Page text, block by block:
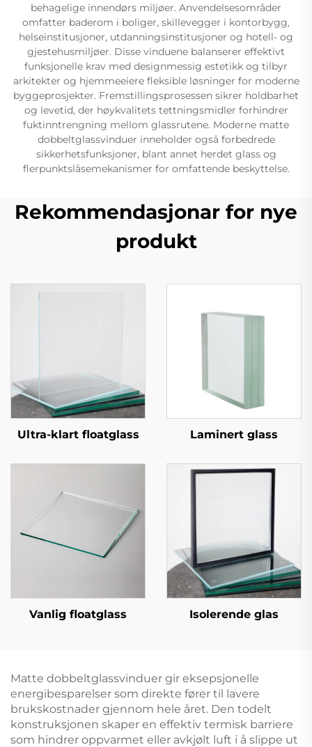
behagelige innendørs miljøer. Anvendelsesområder
omfatter baderom i boliger, skillevegger i kontorbygg,
helseinstitusjoner, utdanningsinstitusjoner og hotell- og
gjestehusmiljøer. Disse vinduene balanserer effektivt
funksjonelle krav med designmessig estetikk og tilbyr
arkitekter og hjemmeeiere fleksible løsninger for moderne
byggeprosjekter. Fremstillingsprosessen sikrer holdbarhet
og levetid, der høykvalitets tettningsmidler forhindrer
fuktinntrengning mellom glassrutene. Moderne matte
dobbeltglassvinduer inneholder også forbedrede
sikkerhetsfunksjoner, blant annet herdet glass og
flerpunktslåsemekanismer for omfattende beskyttelse.
Rekommendasjonar for nye
produkt
Ultra-klart floatglass Laminert glass
Vanlig floatglass Isolerende glas
Matte dobbeltglassvinduer gir eksepsjonelle
energibesparelser som direkte fører til lavere
brukskostnader gjennom hele året. Den todelt
konstruksjonen skaper en effektiv termisk barriere
som hindrer oppvarmet eller avkjølt luft i å slippe ut